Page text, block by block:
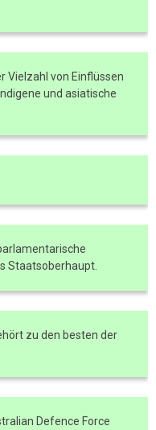
Vielzahl von Einflüssen
und asiatische
Staatsoberhaupt.
zu den besten der
Defence Force